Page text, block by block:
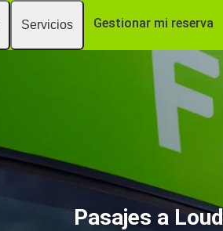
Servicios Gestionar mi reserva
Pasajes a